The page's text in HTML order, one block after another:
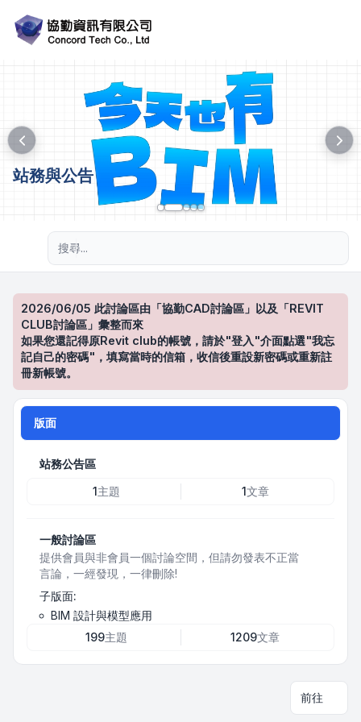
站務與公告
2026/06/05 此討論區由「協勤CAD討論區」以及「REVIT
CLUB討論區」彙整而來
如果您還記得原Revit club的帳號，請於"登入"介面點選"我忘
記自己的密碼"，填寫當時的信箱，收信後重設新密碼或重新註
冊新帳號。
版面
站務公告區
1主題 1文章
一般討論區
提供會員與非會員一個討論空間，但請勿發表不正當
言論，一經發現，一律刪除!
子版面:
BIM 設計與模型應用
199主題 1209文章
前往